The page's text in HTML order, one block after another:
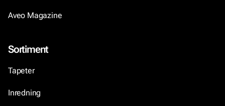
Aveo Magazine
Sortiment
Tapeter
Inredning